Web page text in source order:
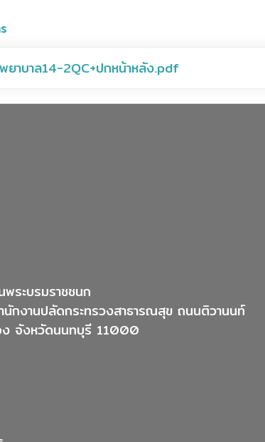
าบาล14-2QC+ปกหน้าหลัง.pdf
ระบรมราชชนก
งานปลัดกระทรวงสาธารณสุข ถนนติวานนท์
ง จังหวัดนนทบุรี 11000